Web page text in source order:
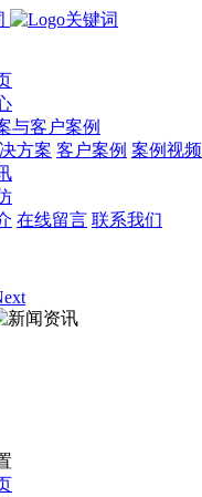
与客户案例
方案 客户案例 案例视频
在线留言 联系我们